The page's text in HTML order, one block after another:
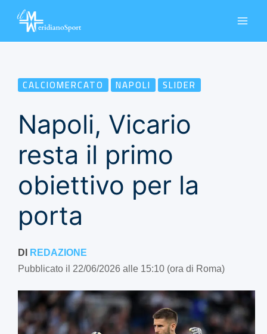
CALCIOMERCATO NAPOLI SLIDER
Napoli, Vicario
resta il primo
obiettivo per la
porta
DI REDAZIONE
Pubblicato il 22/06/2026 alle 15:10 (ora di Roma)